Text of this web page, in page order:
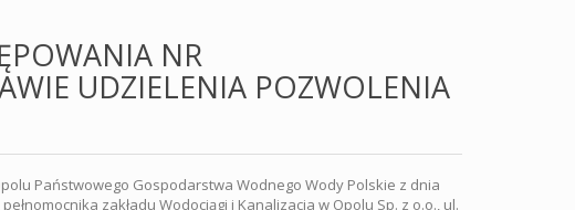
NR
UDZIELENIA POZWOLENIA
Państwowego Gospodarstwa Wodnego Wody Polskie z dnia
zakładu Wodociągi i Kanalizacja w Opolu Sp. z o.o., ul.